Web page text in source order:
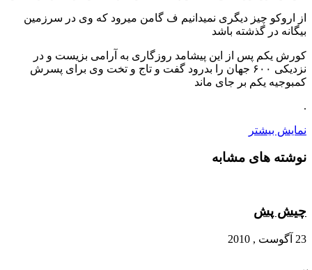
از اروکو چیز دیگری نمیدانیم ف گامن میرود که وی در سرزمین
بیگانه در گذشته باشد
کورش یکم پس از این پیشامد روزگاری به آرامی بزیست و در
نزدیکی ۶۰۰ جهان را بدرود گفت و تاج و تخت وی برای پسرش
کمبوجیه یکم بر جای ماند
.
نمایش بیشتر
نوشته های مشابه
چیش پش
23 آگوست , 2010